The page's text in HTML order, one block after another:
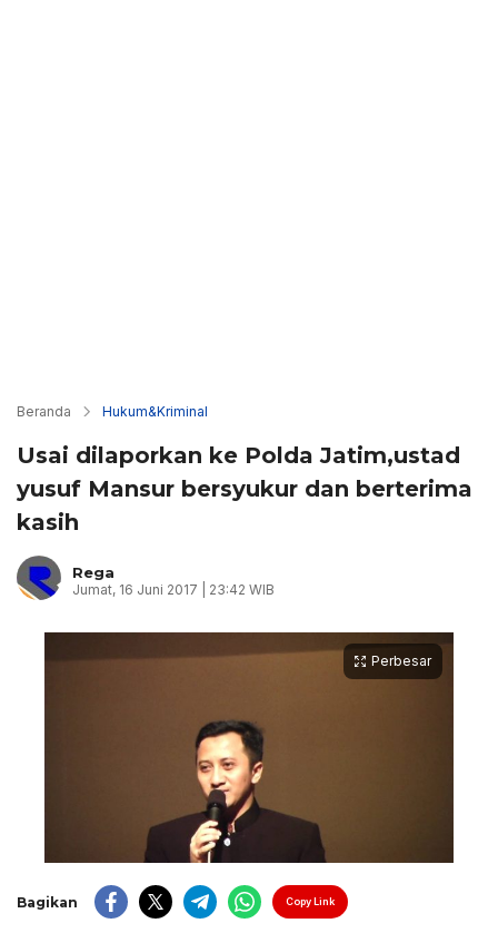
Beranda Hukum&Kriminal
Usai dilaporkan ke Polda Jatim,ustad
yusuf Mansur bersyukur dan berterima
kasih
Rega
Jumat, 16 Juni 2017 | 23:42 WIB
Perbesar
Bagikan Copy Link